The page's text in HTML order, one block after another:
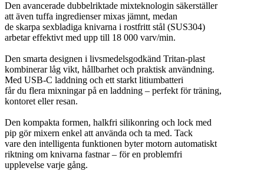
Den avancerade dubbelriktade mixteknologin säkerställer
att även tuffa ingredienser mixas jämnt, medan
de skarpa sexbladiga knivarna i rostfritt stål (SUS304)
arbetar effektivt med upp till 18 000 varv/min.
Den smarta designen i livsmedelsgodkänd Tritan-plast
kombinerar låg vikt, hållbarhet och praktisk användning.
Med USB-C laddning och ett starkt litiumbatteri
får du flera mixningar på en laddning – perfekt för träning,
kontoret eller resan.
Den kompakta formen, halkfri silikonring och lock med
pip gör mixern enkel att använda och ta med. Tack
vare den intelligenta funktionen byter motorn automatiskt
riktning om knivarna fastnar – för en problemfri
upplevelse varje gång.